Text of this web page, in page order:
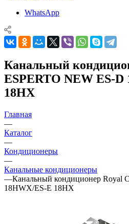
WhatsApp
Канальный
ESPERTO NEW ES-D
18HX
Главная
—
Каталог
—
Кондиционеры
—
Канальные кондиционеры
—Канальный кондиционер Royal
18HWX/ES-E 18HX